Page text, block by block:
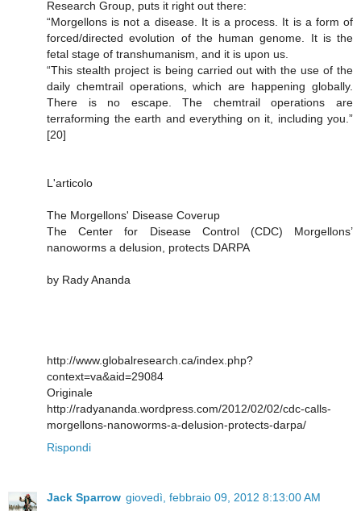
Research Group, puts it right out there:
“Morgellons is not a disease. It is a process. It is a form of
forced/directed evolution of the human genome. It is the
fetal stage of transhumanism, and it is upon us.
“This stealth project is being carried out with the use of the
daily chemtrail operations, which are happening globally.
There is no escape. The chemtrail operations are
terraforming the earth and everything on it, including you.”
[20]
L'articolo
The Morgellons' Disease Coverup
The Center for Disease Control (CDC) Morgellons’
nanoworms a delusion, protects DARPA
by Rady Ananda
http://www.globalresearch.ca/index.php?
context=va&aid=29084
Originale
http://radyananda.wordpress.com/2012/02/02/cdc-calls-
morgellons-nanoworms-a-delusion-protects-darpa/
Rispondi
Jack Sparrow giovedì, febbraio 09, 2012 8:13:00 AM